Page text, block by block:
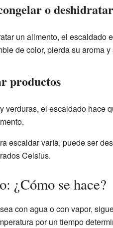
o deshidratar
un alimento, el escaldado
de color, pierda su aroma y
productos
verduras, el escaldado hace
escaldar varía, puede ser
Celsius.
¿Cómo se hace?
con agua o con vapor,
por un tiempo